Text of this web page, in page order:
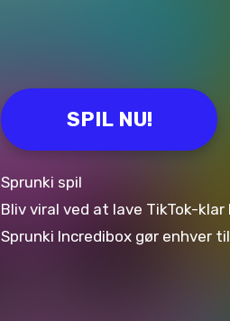
SPIL NU!
Sprunki spil
Bliv viral ved at lave TikTok-
Sprunki Incredibox gør enhver